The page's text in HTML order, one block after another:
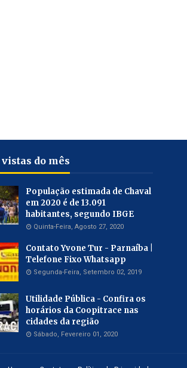
do mês
População estimada de Chaval
em 2020 é de 13.091
habitantes, segundo IBGE
Quinta-Feira, Agosto 27, 2020
Contato Yvone Tur - Parnaíba |
Telefone Fixo Whatsapp
Segunda-Feira, Setembro 02, 2019
Utilidade Pública - Confira os
horários da Coopitrace nas
cidades da região
Sábado, Fevereiro 01, 2020